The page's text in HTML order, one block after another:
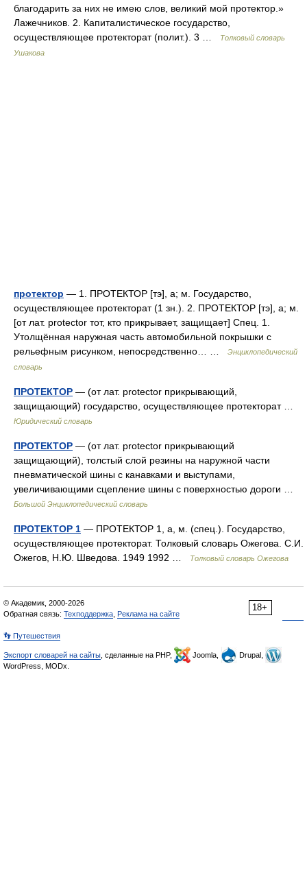
благодарить за них не имею слов, великий мой протектор.»
Лажечников. 2. Капиталистическое государство,
осуществляющее протекторат (полит.). 3 …
Толковый словарь
Ушакова
протектор — 1. ПРОТЕКТОР [тэ], а; м. Государство,
осуществляющее протекторат (1 зн.). 2. ПРОТЕКТОР [тэ], а; м.
[от лат. protector тот, кто прикрывает, защищает] Спец. 1.
Утолщённая наружная часть автомобильной покрышки с
рельефным рисунком, непосредственно… …
Энциклопедический
словарь
ПРОТЕКТОР — (от лат. protector прикрывающий,
защищающий) государство, осуществляющее протекторат …
Юридический словарь
ПРОТЕКТОР — (от лат. protector прикрывающий
защищающий), толстый слой резины на наружной части
пневматической шины с канавками и выступами,
увеличивающими сцепление шины с поверхностью дороги …
Большой Энциклопедический словарь
ПРОТЕКТОР 1 — ПРОТЕКТОР 1, а, м. (спец.). Государство,
осуществляющее протекторат. Толковый словарь Ожегова. С.И.
Ожегов, Н.Ю. Шведова. 1949 1992 …
Толковый словарь Ожегова
18+
© Академик, 2000-2026
Обратная связь: Техподдержка Реклама на сайте
👣 Путешествия
Экспорт словарей на сайты , сделанные на PHP, Joomla,
Drupal,
WordPress, MODx.